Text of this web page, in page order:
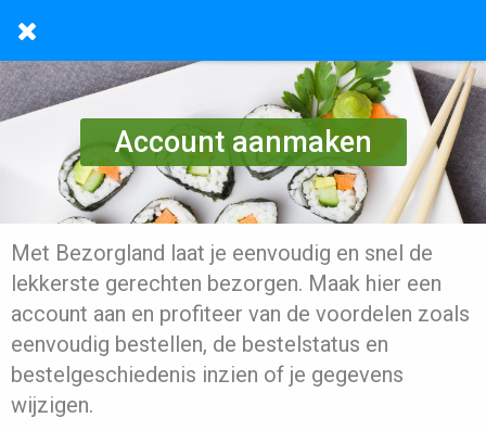
Account aanmaken
Met Bezorgland laat je eenvoudig en snel de
lekkerste gerechten bezorgen. Maak hier een
account aan en profiteer van de voordelen zoals
eenvoudig bestellen, de bestelstatus en
bestelgeschiedenis inzien of je gegevens
wijzigen.